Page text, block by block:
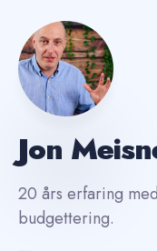
Jon
20 års erfaring
budgettering.